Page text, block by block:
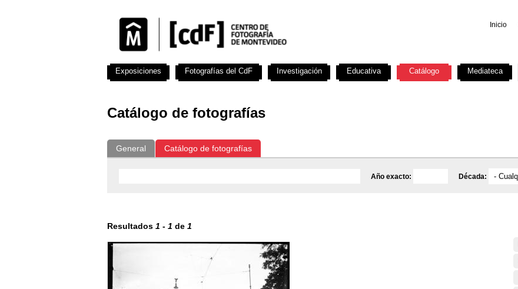
Inicio
Catálogo de fotografías
General Catálogo de fotografías
Año exacto: Década:
Resultados 1 - 1 de 1
Exposiciones Fotografías del CdF Investigación Educativa Catálogo Mediateca